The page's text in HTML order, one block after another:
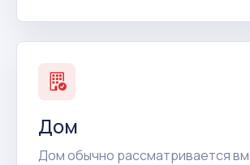
Дом
Дом обычно рассматривается